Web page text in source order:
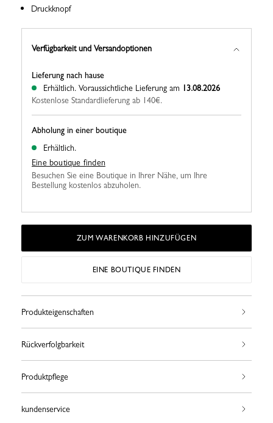
Druckknopf
Verfügbarkeit und Versandoptionen
Abholung in einer boutique
Erhältlich.
Eine boutique finden
Besuchen Sie eine Boutique in Ihrer Nähe, um Ihre
Bestellung kostenlos abzuholen.
Lieferung nach hause
Erhältlich. Voraussichtliche Lieferung am 13.08.2026
Kostenlose Standardlieferung ab 140€.
ZUM WARENKORB HINZUFÜGEN
EINE BOUTIQUE FINDEN
Produkteigenschaften
Rückverfolgbarkeit
Produktpflege
kundenservice